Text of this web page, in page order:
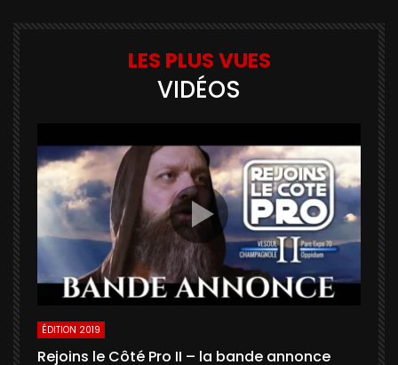
LES PLUS VUES
VIDÉOS
ÉDITION 2019
Rejoins le Côté Pro II – la bande annonce